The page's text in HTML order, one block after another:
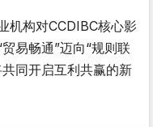
机构对CCDIBC核心影
易畅通”迈向“规则联
同开启互利共赢的新